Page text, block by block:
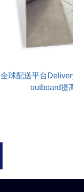
全球配送平台Delivery
outboard提高